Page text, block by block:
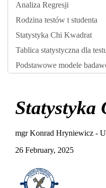
Analiza Regresji
Rodzina testów t studenta
Statystyka Chi Kwadrat
Tablica statystyczna dla
Podstawowe modele
Statystyka
mgr Konrad Hryniewicz -
26 February, 2025